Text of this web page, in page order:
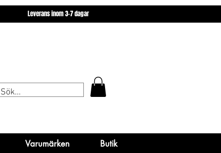
Varumärken
Leverans inom 3-7 dagar
Varumärken
Varumärken Butik